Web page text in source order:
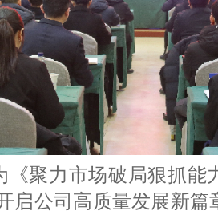
《聚力市场破局狠抓能
启公司高质量发展新篇